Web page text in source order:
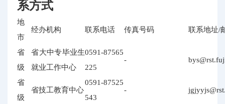
系方式
地
市
经办机构 联系电话 传真号码 联系地址/
省
级
省大中专毕业生
就业工作中心
0591-87565
225
-
省
级
省技工教育中心
0591-87525
543
-